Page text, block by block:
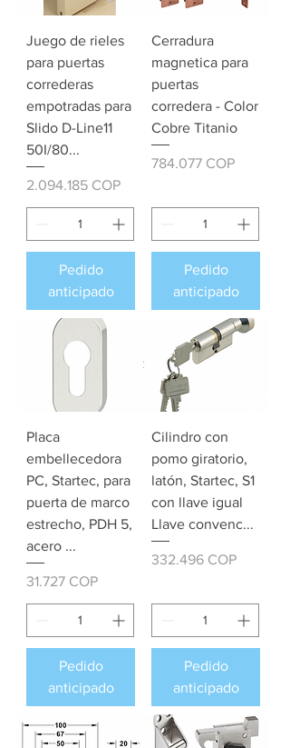
Juego de rieles
para puertas
correderas
empotradas para
Slido D-Line11
50I/80...
Precio
2.094.185 COP
Pedido
anticipado
Cerradura
magnetica para
puertas
corredera - Color
Cobre Titanio
Precio
784.077 COP
Pedido
anticipado
Placa
embellecedora
PC, Startec, para
puerta de marco
estrecho, PDH 5,
acero ...
Precio
31.727 COP
Pedido
anticipado
Cilindro con
pomo giratorio,
latón, Startec, S1
con llave igual
Llave convenc...
Precio
332.496 COP
Pedido
anticipado